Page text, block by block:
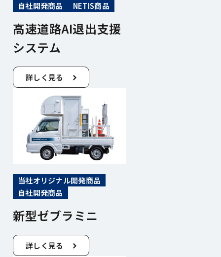
自社開発商品
NETIS商品
高速道路AI退出支援
システム
詳しく見る
当社オリジナル開発商品
自社開発商品
新型ゼブラミニ
詳しく見る